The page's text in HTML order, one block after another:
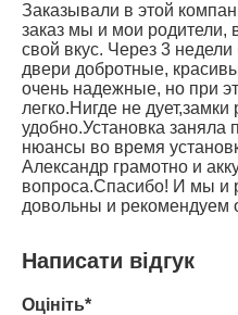
Заказывали в этой
заказ мы и мои родители,
свой вкус. Через 3
двери добротные,
очень надежные, но при
легко.Нигде не дует,замки
удобно.Установка
нюансы во время
Александр грамотно и
вопроса.Спасибо! И мы и
довольны и рекомендуем
Написати відгук
Оцініть*